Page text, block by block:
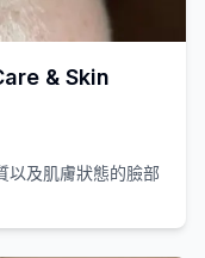
& Skin
以及肌膚狀態的臉部